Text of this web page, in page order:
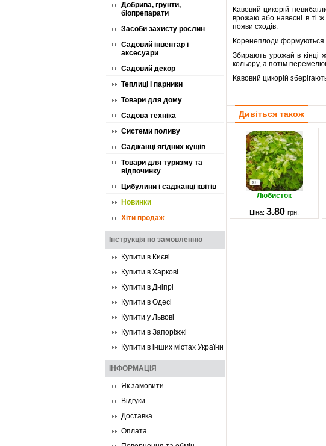
Добрива, грунти,
біопрепарати
Засоби захисту рослин
Садовий інвентар і
аксесуари
Садовий декор
Теплиці і парники
Товари для дому
Садова техніка
Системи поливу
Саджанці ягідних кущів
Товари для туризму та
відпочинку
Цибулини і саджанці квітів
Новинки
Хіти продаж
Інструкція по замовленню
Купити в Києві
Купити в Харкові
Купити в Дніпрі
Купити в Одесі
Купити у Львові
Купити в Запоріжжі
Купити в інших містах України
ІНФОРМАЦІЯ
Як замовити
Відгуки
Доставка
Оплата
Кавовий цикорій
врожаю або навесні в ті
появи сходів.
Коренеплоди формуються
Збирають урожай в кінці
кольору, а потім
Кавовий цикорій
Дивіться також
Любисток
Ціна: 3.80 грн.